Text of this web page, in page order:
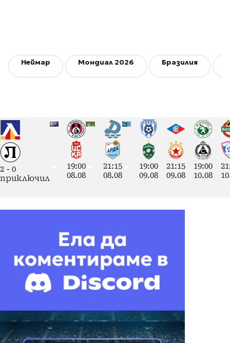
Неймар Мондиал 2026 Бразилия
2 - 0
приключил
19:00
08.08
21:15
08.08
19:00
09.08
21:15
09.08
19:00
10.08